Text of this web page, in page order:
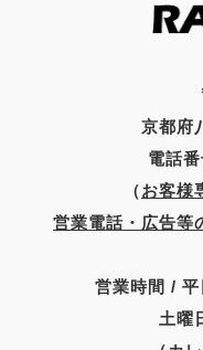
京都府
電話
（お客様
営業電話・広告等
営業時間 /
土曜